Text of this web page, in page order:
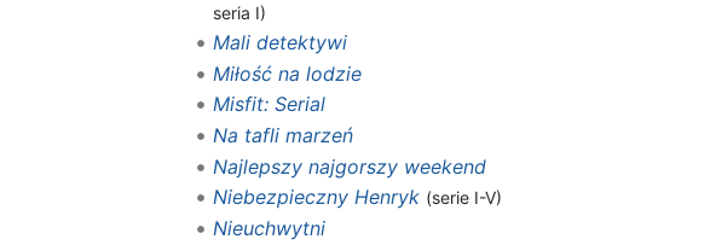
seria I)
Mali detektywi
Miłość na lodzie
Misfit: Serial
Na tafli marzeń
Najlepszy najgorszy weekend
Niebezpieczny Henryk (serie I-V)
Nieuchwytni